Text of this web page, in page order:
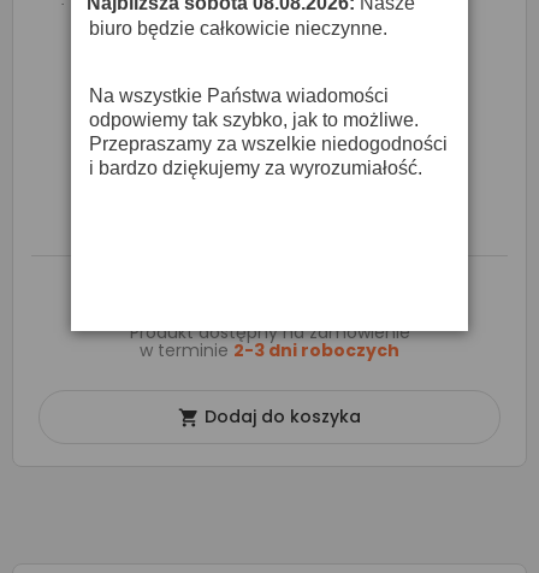
Behringer CFM-1 Crossfader Do Miksera DJ
Produkt dostępny na zamówienie
w terminie 2-3 dni roboczych
 Dodaj do koszyka
·
biuro będzie całkowicie nieczynne.
Na wszystkie Państwa wiadomości
odpowiemy tak szybko, jak to możliwe.
Przepraszamy za wszelkie niedogodności
i bardzo dziękujemy za wyrozumiałość.